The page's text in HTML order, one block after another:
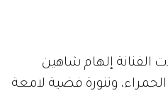
الفنانة إلهام شاهين
وتنورة فضية لامعة